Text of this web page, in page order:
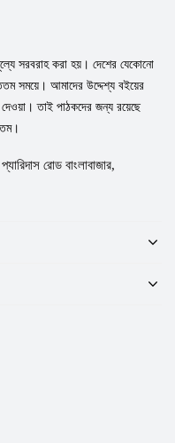
সরবরাহ করা হয়। দেশের যেকোনো
সময়ে। আমাদের উদ্দেশ্য বইয়ের
তাই পাঠকদের জন্য রয়েছে
রোড বাংলাবাজার,